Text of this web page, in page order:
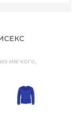
мягкого,